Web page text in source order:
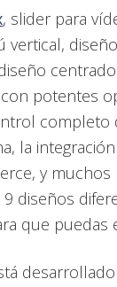
, slider para
vertical,
potentes
completo
la
y muchos
diseños
que puedas